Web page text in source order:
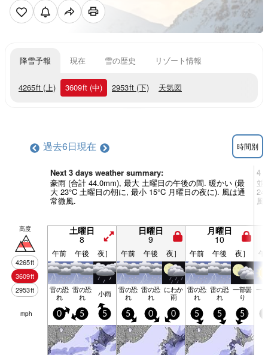
降雪予報 現在 雪の歴史 リゾート情報
4265ft (上) 3609ft (中) 2953ft (下) 天気図
過去6日現在 時間別
Next 3 days weather summary:
豪雨 (合計 44.0mm), 最大 土曜日の午後の間. 暖かい (最
大 23°C 土曜日の朝に, 最小 15°C 月曜日の夜に). 風は通
常微風.
4 -
並
風.
高度
4265ft
3609ft
2953ft
土曜日
8
日曜日
9
月曜日
10
午前 午後 夜］ 午前 午後 夜］ 午前 午後 夜］ 午
雷の恐
れ
雷の恐
れ 小雨 雷の恐
れ
雷の恐
れ
にわか
雨
雷の恐
れ
雷の恐
れ
一部曇
り
一
mph 0 5 5 5 0 0 5 5 5